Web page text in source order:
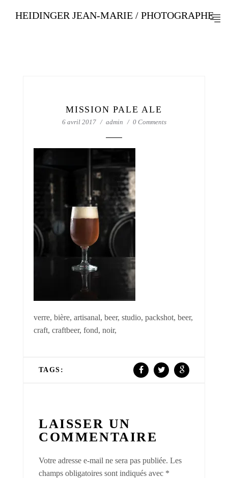
HEIDINGER JEAN-MARIE / PHOTOGRAPHE
MISSION PALE ALE
6 avril 2017 admin 0 Comments
verre, bière, artisanal, beer, studio, packshot, beer,
craft, craftbeer, fond, noir,
TAGS:
LAISSER UN
COMMENTAIRE
Votre adresse e-mail ne sera pas publiée. Les
champs obligatoires sont indiqués avec *